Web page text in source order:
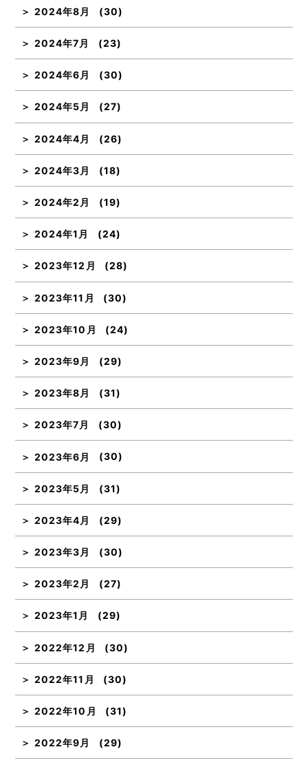
2024年8月 (30)
2024年7月 (23)
2024年6月 (30)
2024年5月 (27)
2024年4月 (26)
2024年3月 (18)
2024年2月 (19)
2024年1月 (24)
2023年12月 (28)
2023年11月 (30)
2023年10月 (24)
2023年9月 (29)
2023年8月 (31)
2023年7月 (30)
2023年6月 (30)
2023年5月 (31)
2023年4月 (29)
2023年3月 (30)
2023年2月 (27)
2023年1月 (29)
2022年12月 (30)
2022年11月 (30)
2022年10月 (31)
2022年9月 (29)